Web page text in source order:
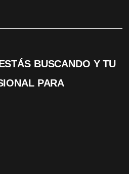
BUSCANDO Y TU
PARA